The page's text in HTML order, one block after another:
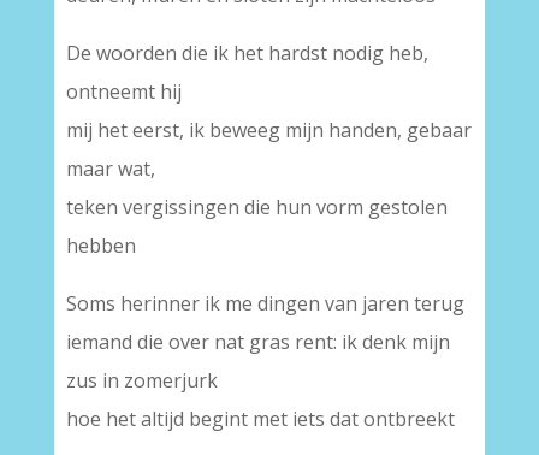
De woorden die ik het hardst nodig heb,
ontneemt hij
mij het eerst, ik beweeg mijn handen, gebaar
maar wat,
teken vergissingen die hun vorm gestolen
hebben
Soms herinner ik me dingen van jaren terug
iemand die over nat gras rent: ik denk mijn
zus in zomerjurk
hoe het altijd begint met iets dat ontbreekt